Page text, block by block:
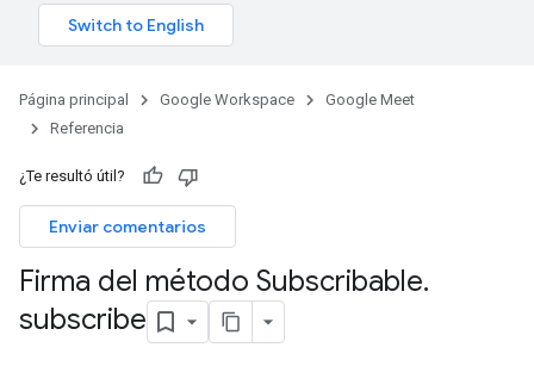
Página principal Google Workspace
Google Meet
Referencia
¿Te resultó útil?
Enviar comentarios
Firma del método Subscribable.
subscribe